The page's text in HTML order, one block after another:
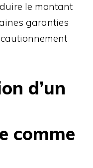
le montant
garanties
d’un
comme